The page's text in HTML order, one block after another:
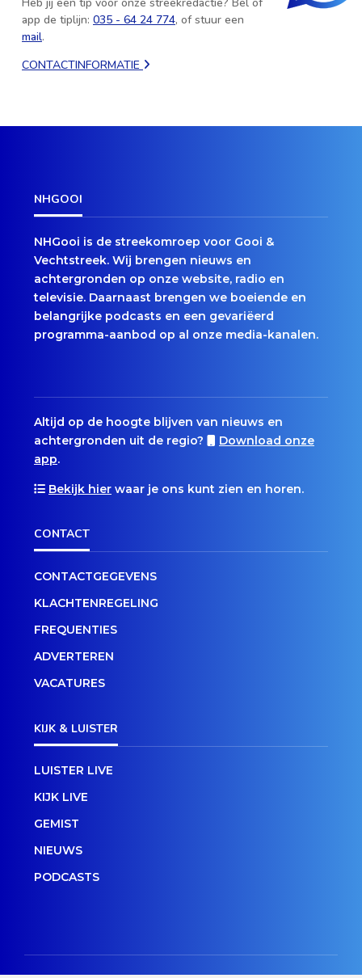
Heb jij een tip voor onze streekredactie? Bel of
app de tiplijn: 035 - 64 24 774, of stuur een
mail.
CONTACTINFORMATIE
NHGOOI
NHGooi is de streekomroep voor Gooi &
Vechtstreek. Wij brengen nieuws en
achtergronden op onze website, radio en
televisie. Daarnaast brengen we boeiende en
belangrijke podcasts en een gevariëerd
programma-aanbod op al onze media-kanalen.
Altijd op de hoogte blijven van nieuws en
achtergronden uit de regio?
Download onze
app.
Bekijk hier waar je ons kunt zien en horen.
CONTACT
CONTACTGEGEVENS
KLACHTENREGELING
FREQUENTIES
ADVERTEREN
VACATURES
KIJK & LUISTER
LUISTER LIVE
KIJK LIVE
GEMIST
NIEUWS
PODCASTS